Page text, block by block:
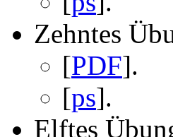
Zehntes
[PDF].
[ps].
Elftes